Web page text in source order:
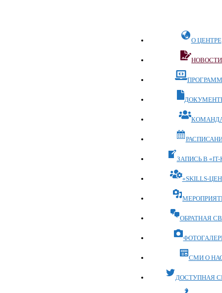
О ЦЕНТРЕ
НОВОСТИ
ЗАПИСЬ В «IT-
«SKILLS-
ОБРАТНАЯ
СМИ О
ДОСТУПНАЯ